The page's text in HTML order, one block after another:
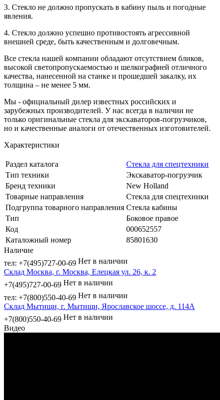
3. Стекло не должно пропускать в кабину пыль и погодные
явления.
4. Стекло должно успешно противостоять агрессивной
внешней среде, быть качественным и долговечным.
Все стекла нашей компании обладают отсутствием бликов,
высокой светопропускаемостью и шелкографией отличного
качества, нанесенной на станке и прошедшей закалку, их
толщина – не менее 5 мм.
Мы - официальный дилер известных российских и
зарубежных производителей. У нас всегда в наличии не
только оригинальные стекла для экскаваторов-погрузчиков,
но и качественные аналоги от отечественных изготовителей.
Характеристики
Раздел каталога
Стекла для спецтехники
Тип техники
Экскаватор-погрузчик
Бренд техники
New Holland
Товарные направления
Стекла для спецтехники
Подгруппа товарного направления Стекла кабины
Тип
Боковое правое
Код
000652557
Каталожный номер
85801630
Наличие
тел: +7(495)727-00-69 Нет в наличии
Склад Москва, г. Москва, Елецкая ул. 26, к. 2
+7(495)727-00-69 Нет в наличии
тел: +7(800)550-40-69 Нет в наличии
Склад Мытищи, г. Мытищи, Ярославское шоссе, д. 114А
+7(800)550-40-69 Нет в наличии
Видео